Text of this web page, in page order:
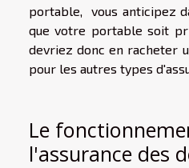
portable, vous anticipez
que votre portable soit
devriez donc en racheter
pour les autres types
Le
l'assurance des